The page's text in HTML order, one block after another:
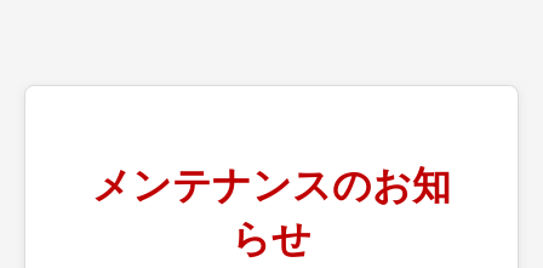
メンテナンスのお知
らせ